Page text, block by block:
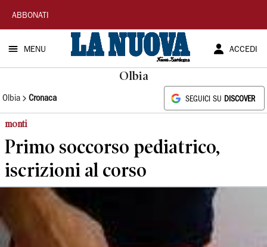
La
Nuova
Sardegna
ABBONATI
MENU ACCEDI
Olbia
Olbia Cronaca SEGUICI SU DISCOVER
monti
Primo soccorso pediatrico,
iscrizioni al corso